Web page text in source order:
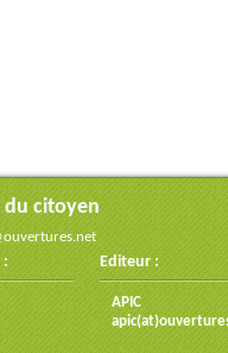
du citoyen
: Editeur :
APIC